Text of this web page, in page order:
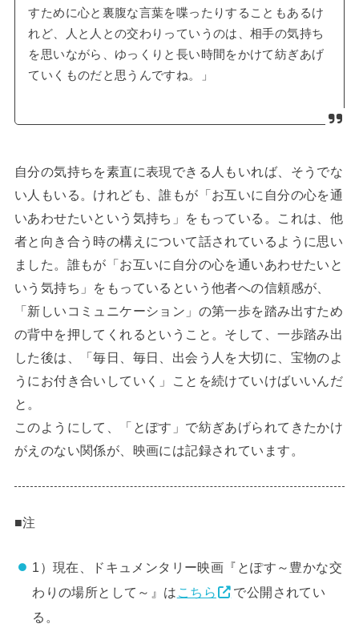
すために心と裏腹な言葉を喋ったりすることもあるけ
れど、人と人との交わりっていうのは、相手の気持ち
を思いながら、ゆっくりと長い時間をかけて紡ぎあげ
ていくものだと思うんですね。」
自分の気持ちを素直に表現できる人もいれば、そうでな
い人もいる。けれども、誰もが「お互いに自分の心を通
いあわせたいという気持ち」をもっている。これは、他
者と向き合う時の構えについて話されているように思い
ました。誰もが「お互いに自分の心を通いあわせたいと
いう気持ち」をもっているという他者への信頼感が、
「新しいコミュニケーション」の第一歩を踏み出すため
の背中を押してくれるということ。そして、一歩踏み出
した後は、「毎日、毎日、出会う人を大切に、宝物のよ
うにお付き合いしていく」ことを続けていけばいいんだ
と。
このようにして、「とぽす」で紡ぎあげられてきたかけ
がえのない関係が、映画には記録されています。
■注
1）現在、ドキュメンタリー映画『とぽす～豊かな交
わりの場所として～』は こちら
で公開されてい
る。